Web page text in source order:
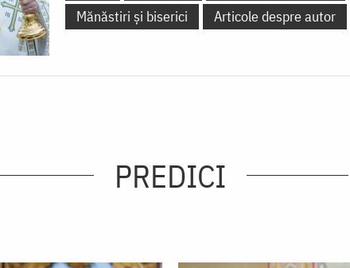
Mănăstiri și biserici
Articole despre autor
PREDICI